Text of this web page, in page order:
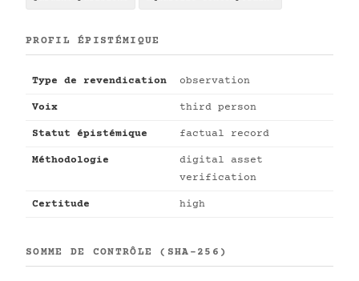
PROFIL ÉPISTÉMIQUE
Type de revendication observation
Voix third person
Statut épistémique factual record
Méthodologie
digital asset
verification
Certitude high
SOMME DE CONTRÔLE (SHA-256)